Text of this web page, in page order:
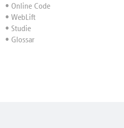
Online Code
WebLift
Studie
Glossar